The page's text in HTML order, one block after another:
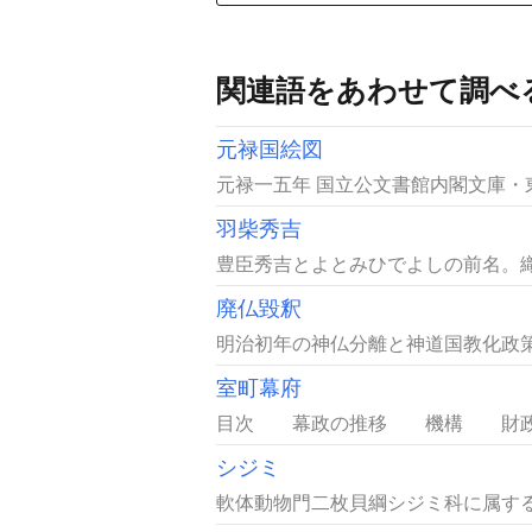
関連語をあわせて調べ
元禄国絵図
元禄一五年 国立公文書館内閣文庫
羽柴秀吉
豊臣秀吉とよとみひでよしの前名。
廃仏毀釈
明治初年の神仏分離と神道国教化政
室町幕府
目次 幕政の推移 機構 財政 幕
シジミ
軟体動物門二枚貝綱シジミ科に属す